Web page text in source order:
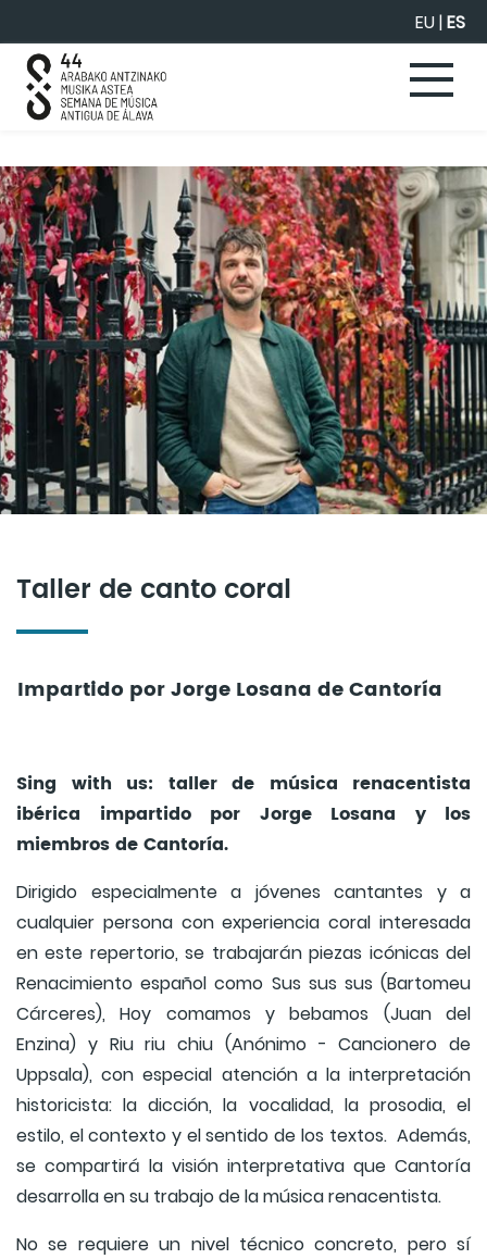
EU|ES
Taller de canto coral
Impartido por Jorge Losana de Cantoría
Sing with us: taller de música renacentista
ibérica impartido por Jorge Losana y los
miembros de Cantoría.
Dirigido especialmente a jóvenes cantantes y a
cualquier persona con experiencia coral interesada
en este repertorio, se trabajarán piezas icónicas del
Renacimiento español como Sus sus sus (Bartomeu
Cárceres), Hoy comamos y bebamos (Juan del
Enzina) y Riu riu chiu (Anónimo - Cancionero de
Uppsala), con especial atención a la interpretación
historicista: la dicción, la vocalidad, la prosodia, el
estilo, el contexto y el sentido de los textos. Además,
se compartirá la visión interpretativa que Cantoría
desarrolla en su trabajo de la música renacentista.
No se requiere un nivel técnico concreto, pero sí